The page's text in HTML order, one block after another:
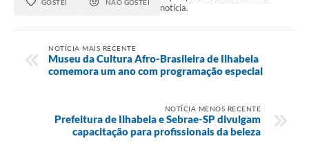
GOSTEI NÃO GOSTEI
notícia.
NOTÍCIA MAIS RECENTE
Museu da Cultura Afro-Brasileira de Ilhabela
comemora um ano com programação especial
NOTÍCIA MENOS RECENTE
Prefeitura de Ilhabela e Sebrae-SP divulgam
capacitação para profissionais da beleza